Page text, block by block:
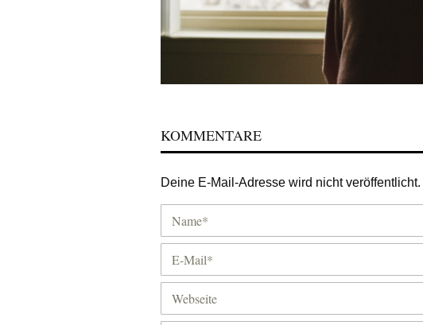
KOMMENTARE
Deine E-Mail-Adresse wird nicht veröffentlicht.